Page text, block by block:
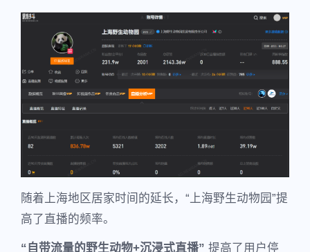
随着上海地区居家时间的延长，“上海野生动物园”提
高了直播的频率。
“自带流量的野生动物+沉浸式直播” 提高了用户停